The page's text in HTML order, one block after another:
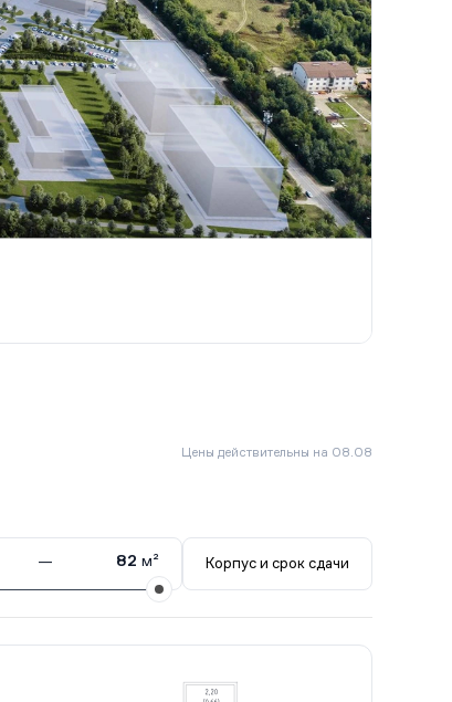
Цены действительны на 08.08
— 82 м² Корпус и срок сдачи